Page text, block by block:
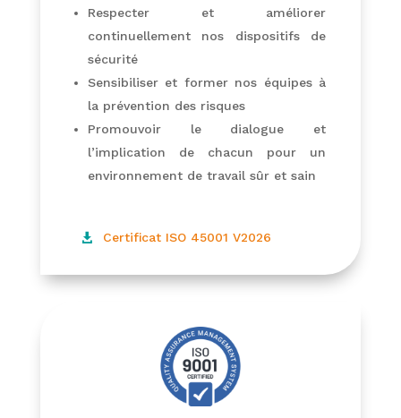
Respecter et améliorer
continuellement nos dispositifs de
sécurité
Sensibiliser et former nos équipes à
la prévention des risques
Promouvoir le dialogue et
l’implication de chacun pour un
environnement de travail sûr et sain
 Certificat ISO 45001 V2026